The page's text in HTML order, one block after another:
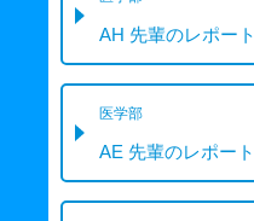
AH 先輩のレポート
医学部
AE 先輩のレポート